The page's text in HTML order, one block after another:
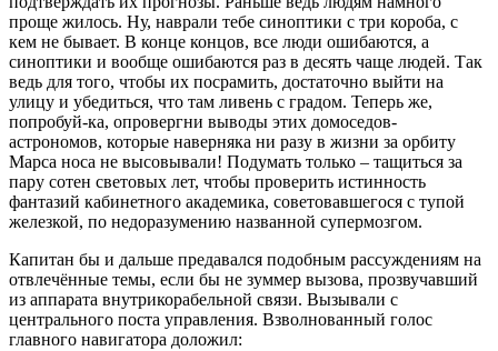
проще жилось. Ну, наврали тебе синоптики с три короба, с
кем не бывает. В конце концов, все люди ошибаются, а
синоптики и вообще ошибаются раз в десять чаще людей. Так
ведь для того, чтобы их посрамить, достаточно выйти на
улицу и убедиться, что там ливень с градом. Теперь же,
попробуй-ка, опровергни выводы этих домоседов-
астрономов, которые наверняка ни разу в жизни за орбиту
Марса носа не высовывали! Подумать только – тащиться за
пару сотен световых лет, чтобы проверить истинность
фантазий кабинетного академика, советовавшегося с тупой
железкой, по недоразумению названной супермозгом.
Капитан бы и дальше предавался подобным рассуждениям на
отвлечённые темы, если бы не зуммер вызова, прозвучавший
из аппарата внутрикорабельной связи. Вызывали с
центрального поста управления. Взволнованный голос
главного навигатора доложил: